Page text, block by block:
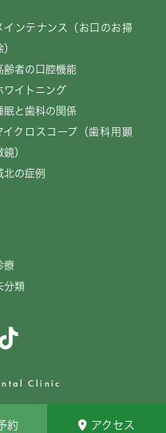
約 アクセス
インテナンス（お口のお掃
）
齢者の口腔機能
ワイトニング
眠と歯科の関係
イクロスコープ（歯科用顕
鏡）
北の症例
療
分類
Clinic